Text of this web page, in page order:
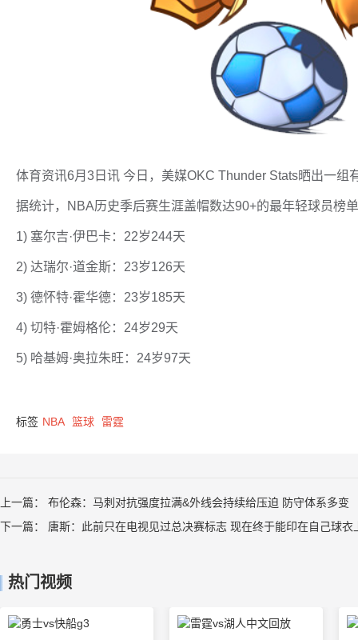
体育资讯6月3日讯 今日，美媒OKC Thunder Stats晒出一组
据统计，NBA历史季后赛生涯盖帽数达90+的最年轻球员榜
1) 塞尔吉·伊巴卡：22岁244天
2) 达瑞尔·道金斯：23岁126天
3) 德怀特·霍华德：23岁185天
4) 切特·霍姆格伦：24岁29天
5) 哈基姆·奥拉朱旺：24岁97天
标签 NBA 篮球 雷霆
上一篇： 布伦森：马刺对抗强度拉满&外线会持续给压迫 防守体系多变
下一篇： 唐斯：此前只在电视见过总决赛标志 现在终于能印在自己球衣
热门视频